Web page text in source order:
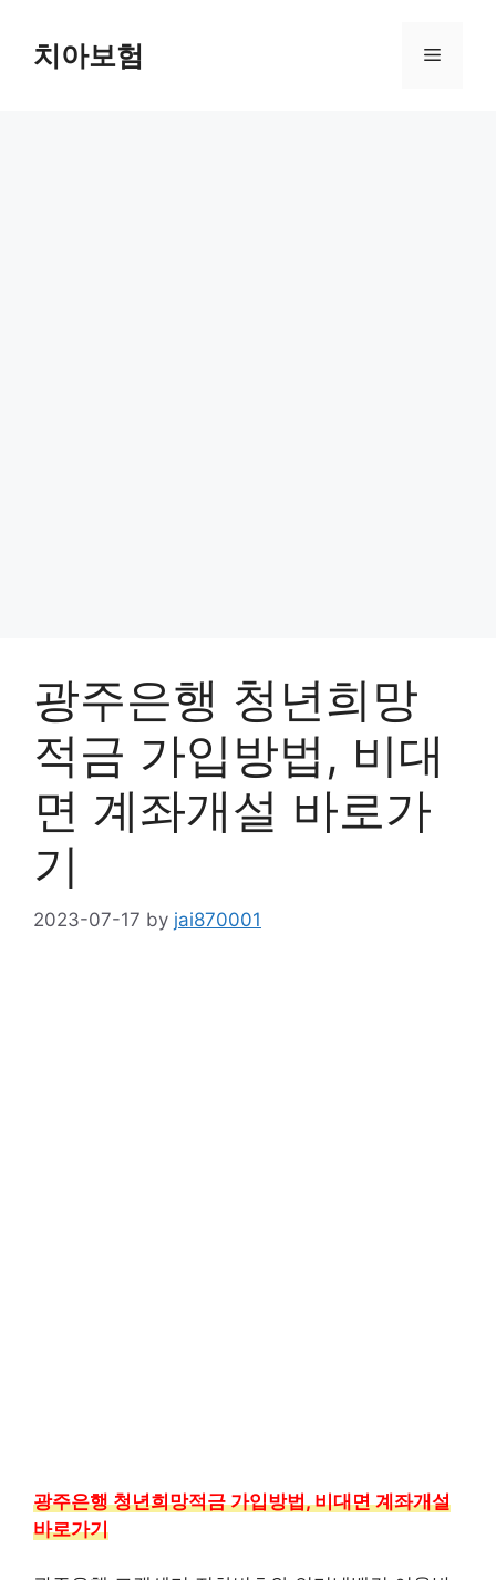
content치아보험 Menu
광주은행 청년희망
적금 가입방법, 비대
면 계좌개설 바로가
기
2023-07-17 by jai870001
광주은행 청년희망적금 가입방법, 비대면 계좌개설
바로가기